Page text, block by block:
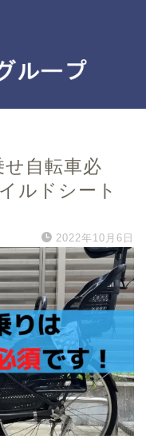
自転車必
ルドシート
2022年10月6日